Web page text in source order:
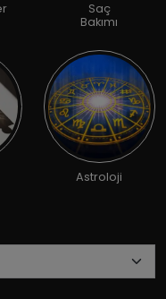
Saç
Bakımı
Astroloji